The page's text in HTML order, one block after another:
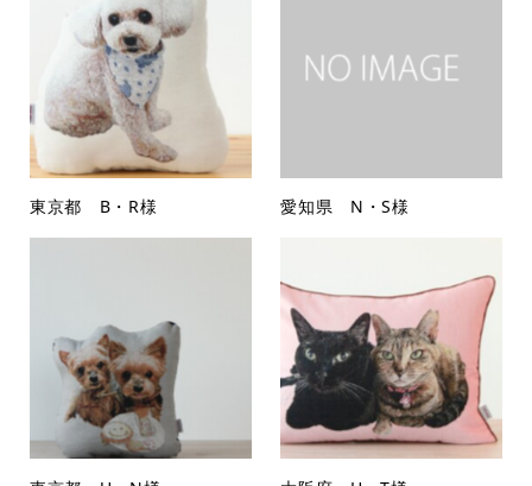
東京都 B・R様 愛知県 N・S様